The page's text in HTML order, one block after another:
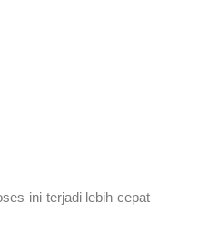
ini terjadi lebih cepat